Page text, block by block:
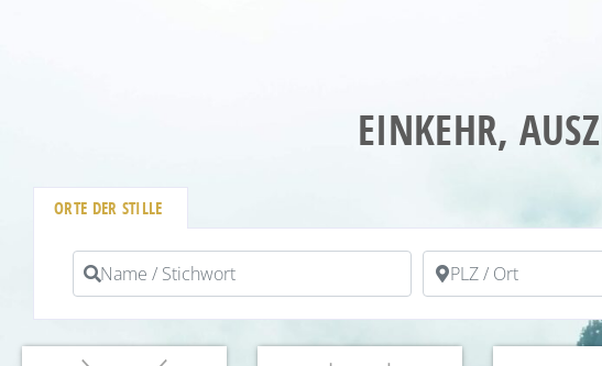
EINKEHR,
ORTE DER STILLE
Name / Stichwort PLZ / Ort